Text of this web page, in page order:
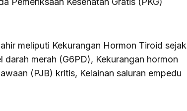
meliputi Kekurangan Hormon Tiroid sejak
darah merah (G6PD), Kekurangan hormon
(PJB) kritis, Kelainan saluran empedu